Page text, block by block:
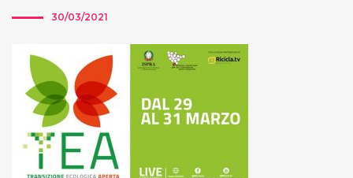
30/03/2021